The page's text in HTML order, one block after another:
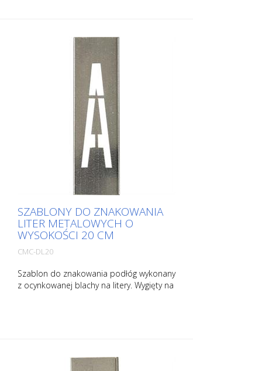
SZABLONY DO ZNAKOWANIA
LITER METALOWYCH O
WYSOKOŚCI 20 CM
CMC-DL20
Szablon do znakowania podłóg wykonany
z ocynkowanej blachy na litery. Wygięty na